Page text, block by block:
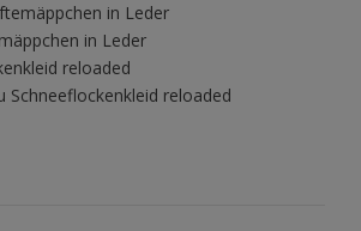
in Leder
in Leder
reloaded
Schneeflockenkleid reloaded